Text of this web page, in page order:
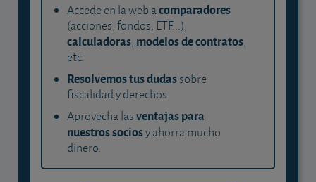
Accede en la web acomparadores
(acciones, fondos, ETF...),
calculadoras, modelos de contratos,
etc.
Resolvemos tus dudassobre
fiscalidad y derechos.
Aprovecha lasventajas para
nuestros sociosy ahorra mucho
dinero.